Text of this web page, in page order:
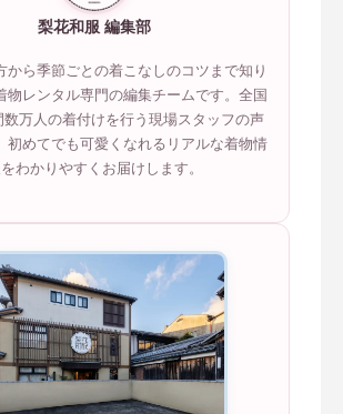
梨花和服 編集部
から季節ごとの着こなしのコツまで知り
物レンタル専門の編集チームです。全国
万人の着付けを行う現場スタッフの声
初めてでも可愛くなれるリアルな着物情
わかりやすくお届けします。